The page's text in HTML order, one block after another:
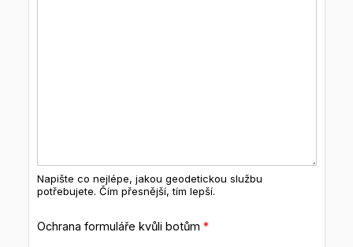
Napište co nejlépe, jakou geodetickou službu
potřebujete. Čím přesnější, tím lepší.
Ochrana formuláře kvůli botům *